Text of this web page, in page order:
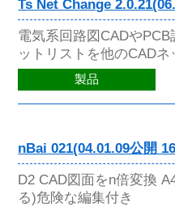
Ts Net Change
電気系回路図CADや
ットリストを他のCADネ
製品
nBai 021(04.01.09公開
D2 CAD図面をn倍変換
る)危険な編集付き